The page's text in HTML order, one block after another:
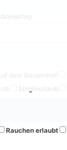
Rauchen erlaubt